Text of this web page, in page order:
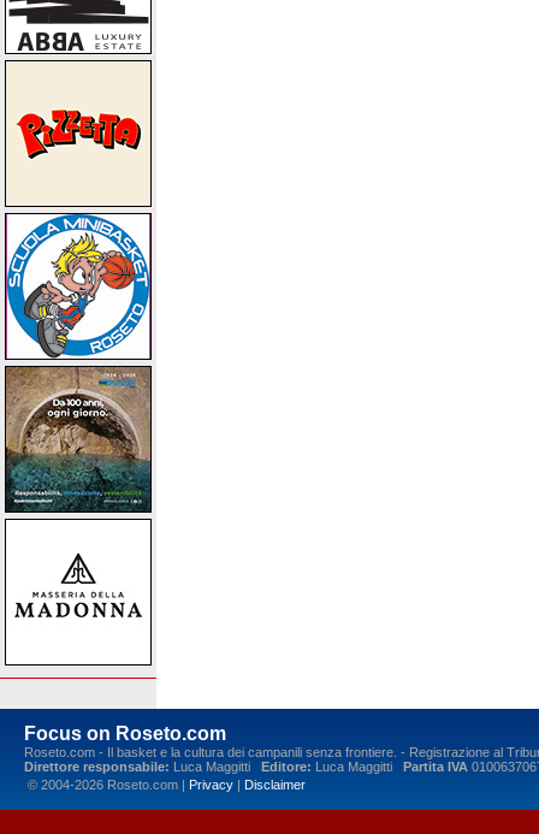
Focus on Roseto.com
Roseto.com - Il basket e la cultura dei campanili senza frontiere. - Registrazione al
Direttore responsabile: Luca Maggitti Editore: Luca Maggitti Partita IVA
© 2004-2026 Roseto.com | Privacy | Disclaimer